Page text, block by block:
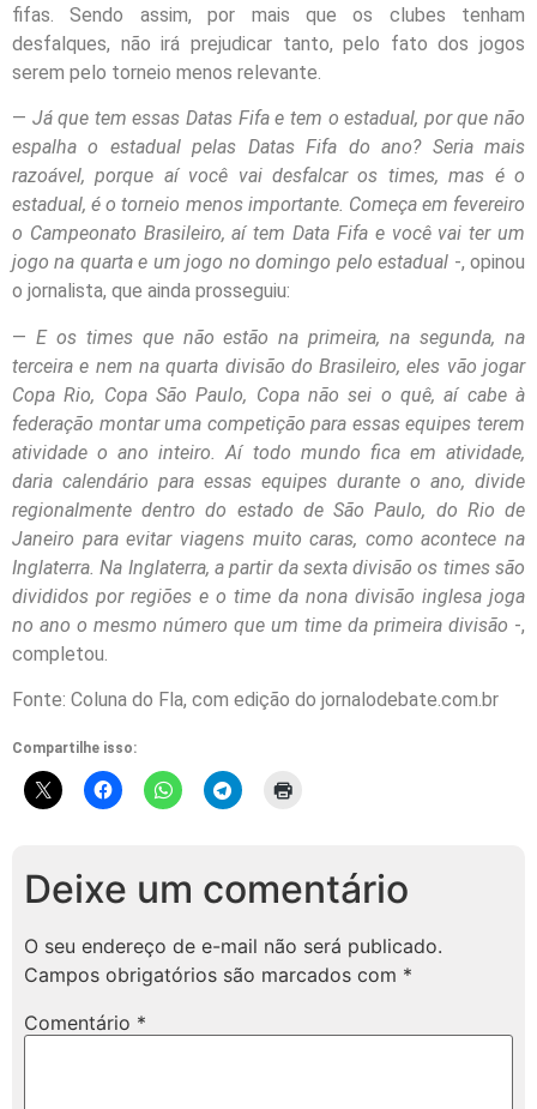
fifas. Sendo assim, por mais que os clubes tenham
desfalques, não irá prejudicar tanto, pelo fato dos jogos
serem pelo torneio menos relevante.
— Já que tem essas Datas Fifa e tem o estadual, por que não
espalha o estadual pelas Datas Fifa do ano? Seria mais
razoável, porque aí você vai desfalcar os times, mas é o
estadual, é o torneio menos importante. Começa em fevereiro
o Campeonato Brasileiro, aí tem Data Fifa e você vai ter um
jogo na quarta e um jogo no domingo pelo estadual -, opinou
o jornalista, que ainda prosseguiu:
— E os times que não estão na primeira, na segunda, na
terceira e nem na quarta divisão do Brasileiro, eles vão jogar
Copa Rio, Copa São Paulo, Copa não sei o quê, aí cabe à
federação montar uma competição para essas equipes terem
atividade o ano inteiro. Aí todo mundo fica em atividade,
daria calendário para essas equipes durante o ano, divide
regionalmente dentro do estado de São Paulo, do Rio de
Janeiro para evitar viagens muito caras, como acontece na
Inglaterra. Na Inglaterra, a partir da sexta divisão os times são
divididos por regiões e o time da nona divisão inglesa joga
no ano o mesmo número que um time da primeira divisão -,
completou.
Fonte: Coluna do Fla, com edição do jornalodebate.com.br
Compartilhe isso:
Deixe um comentário
O seu endereço de e-mail não será publicado.
Campos obrigatórios são marcados com *
Comentário *